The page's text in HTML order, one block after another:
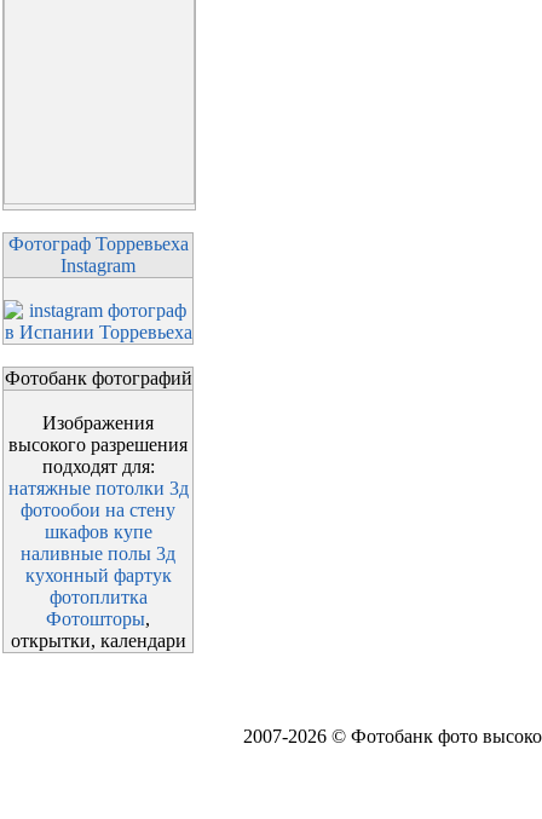
Фотограф Торревьеха
Instagram
Фотобанк фотографий
Изображения
высокого разрешения
подходят для:
натяжные потолки 3д
фотообои на стену
шкафов купе
наливные полы 3д
кухонный фартук
фотоплитка
Фотошторы,
открытки, календари
2007-2026 © Фотобанк фото